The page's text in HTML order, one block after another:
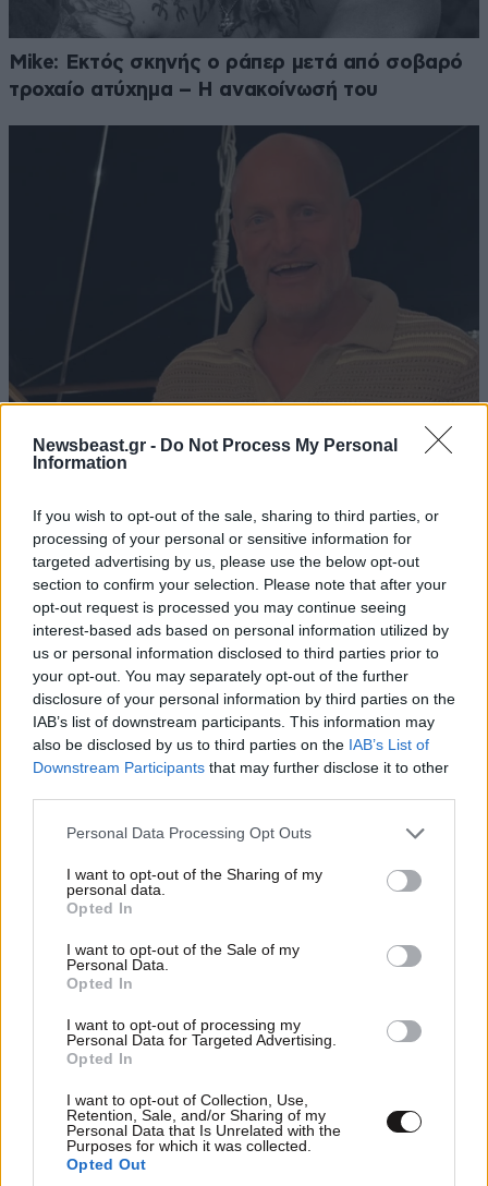
Newsbeast.gr - Do Not Process My Personal
Information
If you wish to opt-out of the sale, sharing to third parties, or
processing of your personal or sensitive information for
targeted advertising by us, please use the below opt-out
section to confirm your selection. Please note that after your
opt-out request is processed you may continue seeing
interest-based ads based on personal information utilized by
us or personal information disclosed to third parties prior to
your opt-out. You may separately opt-out of the further
disclosure of your personal information by third parties on the
IAB’s list of downstream participants. This information may
also be disclosed by us to third parties on the IAB’s List of
Downstream Participants that may further disclose it to other
Please note that this website/app uses one or more Google
not limited to your visit or usage behaviour. You may click to
grant or deny consent to Google and its third-party tags to
use your data for below specified purposes in below Google
consent section.
Personal Data Processing Opt Outs
I want to opt-out of the Sharing of my
personal data.
Opted In
I want to opt-out of the Sale of my
Personal Data.
Opted In
I want to opt-out of processing my
Personal Data for Targeted Advertising.
Opted In
I want to opt-out of Collection, Use,
Retention, Sale, and/or Sharing of my
Personal Data that Is Unrelated with the
Purposes for which it was collected.
Opted Out
Mike: Εκτός σκηνής ο ράπερ μετά από σοβαρό
τροχαίο ατύχημα – Η ανακοίνωσή του
Ο Γούντι Χάρελσον στη Δήλο: Η αποκάλυψη για
Ακολουθήστε τοNEWSBEAST στοGoogle News
και μάθετε πρώτοι όλες τις ειδήσεις
ΣΧΌΛΙΑ ΑΝΑΓΝΩΣΤΏΝ